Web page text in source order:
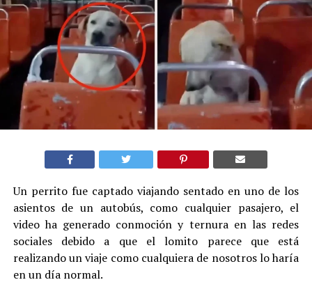
Un perrito fue captado viajando sentado en uno de los
asientos de un autobús, como cualquier pasajero, el
video ha generado conmoción y ternura en las redes
sociales debido a que el lomito parece que está
realizando un viaje como cualquiera de nosotros lo haría
en un día normal.